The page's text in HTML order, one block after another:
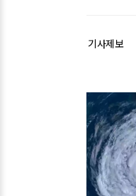
기사제보
관련기사